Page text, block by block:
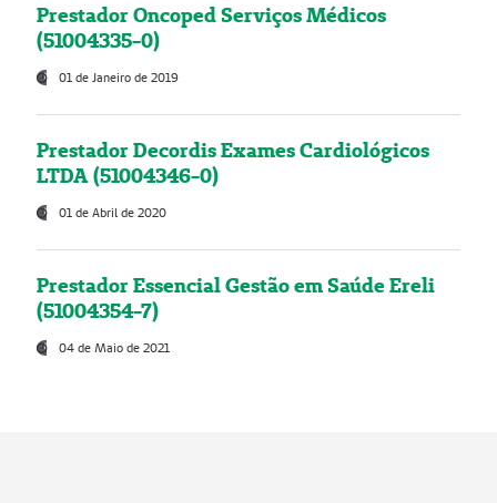
Prestador Oncoped Serviços Médicos
(51004335-0)
01 de Janeiro de 2019
Prestador Decordis Exames Cardiológicos
LTDA (51004346-0)
01 de Abril de 2020
Prestador Essencial Gestão em Saúde Ereli
(51004354-7)
04 de Maio de 2021